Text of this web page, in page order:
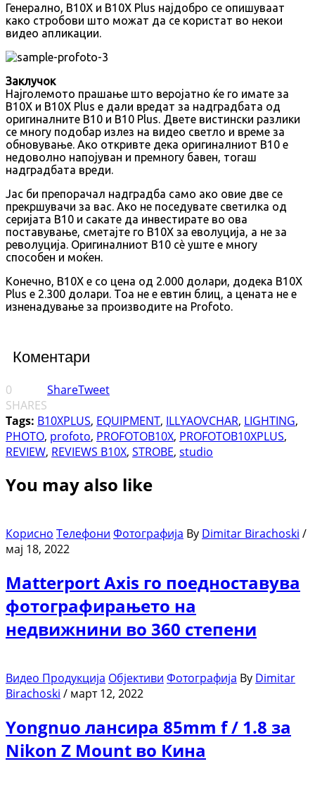
Генерално, B10X и B10X Plus најдобро се опишуваат
како стробови што можат да се користат во некои
видео апликации.
Заклучок
Најголемото прашање што веројатно ќе го имате за
B10X и B10X Plus е дали вредат за надградбата од
оригиналните B10 и B10 Plus. Двете вистински разлики
се многу подобар излез на видео светло и време за
обновување. Ако откривте дека оригиналниот B10 е
недоволно напојуван и премногу бавен, тогаш
надградбата вреди.
Јас би препорачал надградба само ако овие две се
прекршувачи за вас. Ако не поседувате светилка од
серијата B10 и сакате да инвестирате во ова
поставување, сметајте го B10X за еволуција, а не за
револуција. Оригиналниот B10 сè уште е многу
способен и моќен.
Конечно, B10X е со цена од 2.000 долари, додека B10X
Plus е 2.300 долари. Тоа не е евтин блиц, а цената не е
изненадување за производите на Profoto.
Коментари
0
SHARES
ShareTweet
Tags: B10XPLUS, EQUIPMENT, ILLYAOVCHAR, LIGHTING,
PHOTO, profoto, PROFOTOB10X, PROFOTOB10XPLUS,
REVIEW, REVIEWS B10X, STROBE, studio
You may also like
Корисно Телефони Фотографија By Dimitar Birachoski /
мај 18, 2022
Matterport Axis го поедноставува
фотографирањето на
недвижнини во 360 степени
Видео Продукција Објективи Фотографија By Dimitar
Birachoski / март 12, 2022
Yongnuo лансира 85mm f / 1.8 за
Nikon Z Mount во Кина